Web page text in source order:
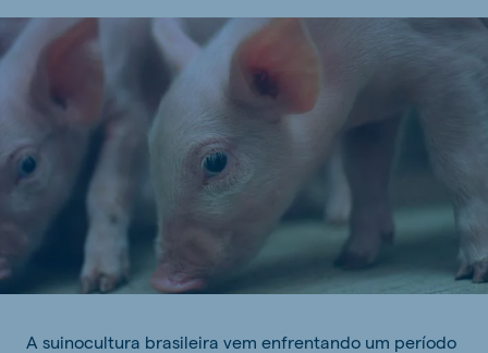
A suinocultura brasileira vem enfrentando um período